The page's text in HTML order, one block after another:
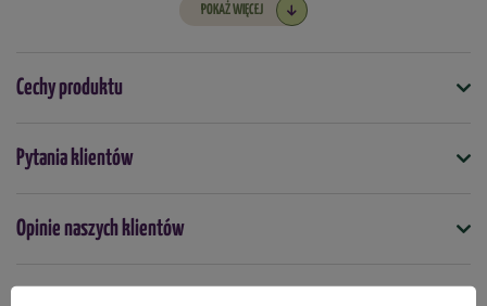
Sezonowość
Wysiew do gruntu:
Odstęp między roślinami:
POKAŻ WIĘCEJ
Cechy produktu
Symbol
5903837502110
Biały
Nasiona na taśmie
Pytania klientów
Opinie naszych klientów